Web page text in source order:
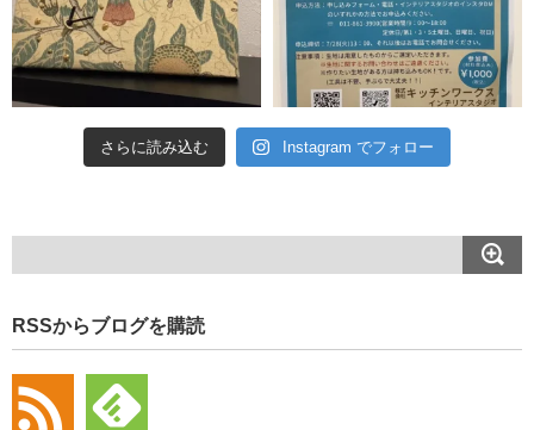
さらに読み込む Instagram でフォロー
RSSからブログを購読